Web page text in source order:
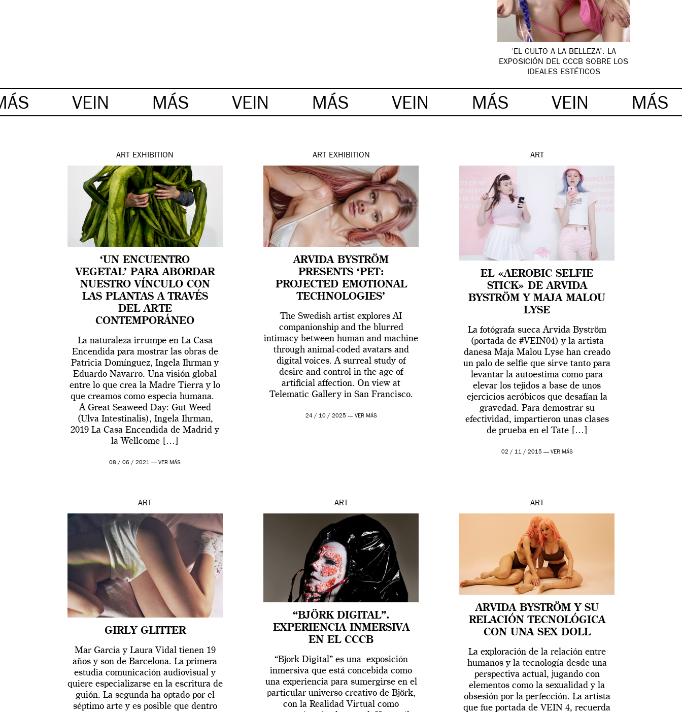
‘EL CULTO A LA BELLEZA’: LA
EXPOSICIÓN DEL CCCB SOBRE LOS
IDEALES ESTÉTICOS
VEIN MÁS VEIN MÁS VEIN MÁS VEIN MÁS
ART EXHIBITION
‘UN ENCUENTRO
VEGETAL’ PARA ABORDAR
NUESTRO VÍNCULO CON
LAS PLANTAS A TRAVÉS
DEL ARTE
CONTEMPORÁNEO
La naturaleza irrumpe en La Casa
Encendida para mostrar las obras de
Patricia Domínguez, Ingela Ihrman y
Eduardo Navarro. Una visión global
entre lo que crea la Madre Tierra y lo
que creamos como especia humana.
A Great Seaweed Day: Gut Weed
(Ulva Intestinalis), Ingela Ihrman,
2019 La Casa Encendida de Madrid y
la Wellcome […]
08 / 06 / 2021 —VER MÁS
ART EXHIBITION
ARVIDA BYSTRÖM
PRESENTS ‘PET:
PROJECTED EMOTIONAL
TECHNOLOGIES’
The Swedish artist explores AI
companionship and the blurred
intimacy between human and machine
through animal-coded avatars and
digital voices. A surreal study of
desire and control in the age of
artificial affection. On view at
Telematic Gallery in San Francisco.
24 / 10 / 2025 — VER MÁS
ART
EL «AEROBIC SELFIE
STICK» DE ARVIDA
BYSTRÖM Y MAJA MALOU
LYSE
La fotógrafa sueca Arvida Byström
(portada de #VEIN04) y la artista
danesa Maja Malou Lyse han creado
un palo de selfie que sirve tanto para
levantar la autoestima como para
elevar los tejidos a base de unos
ejercicios aeróbicos que desafían la
gravedad. Para demostrar su
efectividad, impartieron unas clases
de prueba en el Tate […]
02 / 11 / 2015 — VER MÁS
ART
GIRLY GLITTER
Mar Garcia y Laura Vidal tienen 19
años y son de Barcelona. La primera
estudia comunicación audiovisual y
quiere especializarse en la escritura de
guión. La segunda ha optado por el
séptimo arte y es posible que dentro
ART
“BJÖRK DIGITAL”.
EXPERIENCIA INMERSIVA
EN EL CCCB
“Bjork Digital” es una exposición
inmersiva que está concebida como
una experiencia para sumergirse en el
particular universo creativo de Björk,
con la Realidad Virtual como
ART
ARVIDA BYSTRÖM Y SU
RELACIÓN TECNOLÓGICA
CON UNA SEX DOLL
La exploración de la relación entre
humanos y la tecnología desde una
perspectiva actual, jugando con
elementos como la sexualidad y la
obsesión por la perfección. La artista
que fue portada de VEIN 4, recuerda